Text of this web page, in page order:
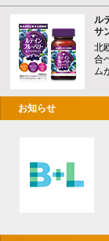
ル
サ
北
合
ム
お知らせ